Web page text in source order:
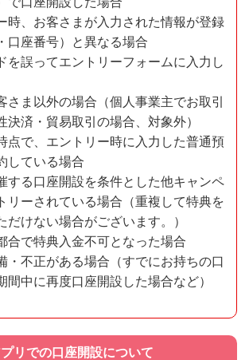
、お客さまが入力された情報が登録
口座番号）と異なる場合
誤ってエントリーフォームに入力し
ま以外の場合（個人事業主でお取引
決済・貿易取引の場合、対象外）
で、エントリー時に入力した普通預
している場合
る口座開設を条件とした他キャンペ
リーされている場合（重複して特典を
だけない場合がございます。）
で特典入金不可となった場合
不正がある場合（すでにお持ちの口
間中に再度口座開設した場合など）
リでの口座開設について